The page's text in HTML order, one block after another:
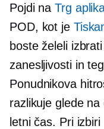
Pojdi na Trg
POD, kot je
boste želeli
zanesljivosti in
Ponudnikova
razlikuje glede
letni čas. Pri